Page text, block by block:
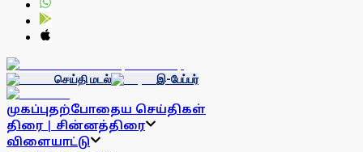
செய்தி மடல் இ-பேப்பர்
முகப்புதற்போதைய செய்திகள்
திரை | சின்னத்திரை
விளையாட்டு